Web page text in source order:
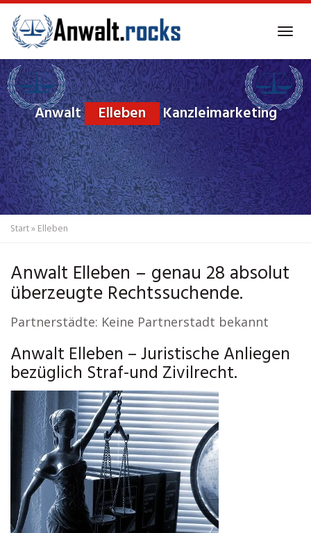
to
main
content
Anwalt Elleben Kanzleimarketing
Start» Elleben
Anwalt Elleben – genau 28 absolut
überzeugte Rechtssuchende.
Partnerstädte: Keine Partnerstadt bekannt
Anwalt Elleben – Juristische Anliegen
bezüglich Straf-und Zivilrecht.